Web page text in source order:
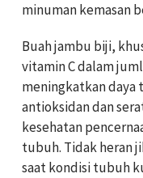
minuman kemasan
Buah jambu biji,
vitamin C dalam
meningkatkan daya
antioksidan dan
kesehatan
tubuh. Tidak heran
saat kondisi tubuh